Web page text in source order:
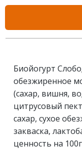
Биойогурт
обезжиренное
(сахар, вишня,
цитрусовый
сахар, сухое
закваска,
ценность на